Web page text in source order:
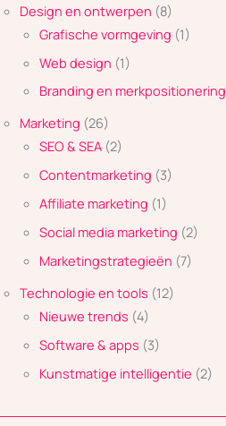
Design en ontwerpen (8)
Grafische vormgeving (1)
Web design (1)
Branding en merkpositionering
Marketing (26)
SEO & SEA (2)
Contentmarketing (3)
Affiliate marketing (1)
Social media marketing (2)
Marketingstrategieën (7)
Technologie en tools (12)
Nieuwe trends (4)
Software & apps (3)
Kunstmatige intelligentie (2)